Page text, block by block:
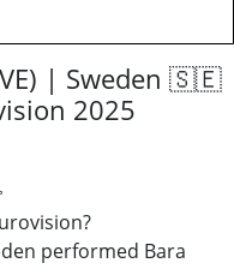
| Sweden 🇸🇪
2025
performed Bara